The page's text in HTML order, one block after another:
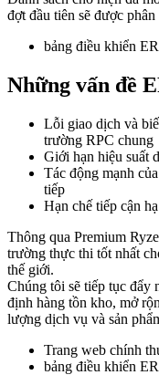
đợt đầu tiên sẽ được phân
bảng điều khiển
Những vấn đề
Lỗi giao dịch và
trường RPC chung
Giới hạn hiệu suất
Tác động mạnh
tiếp
Hạn chế tiếp cận
Thông qua Premium
trường thực thi tốt nhất
thế giới.
Chúng tôi sẽ tiếp tục đẩy
định hàng tồn kho, mở
lượng dịch vụ và sản
Trang web chính
bảng điều khiển